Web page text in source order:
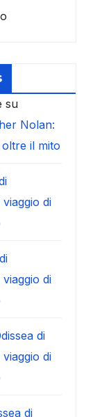
su
Nolan:
il mito
di
di
di
di
di